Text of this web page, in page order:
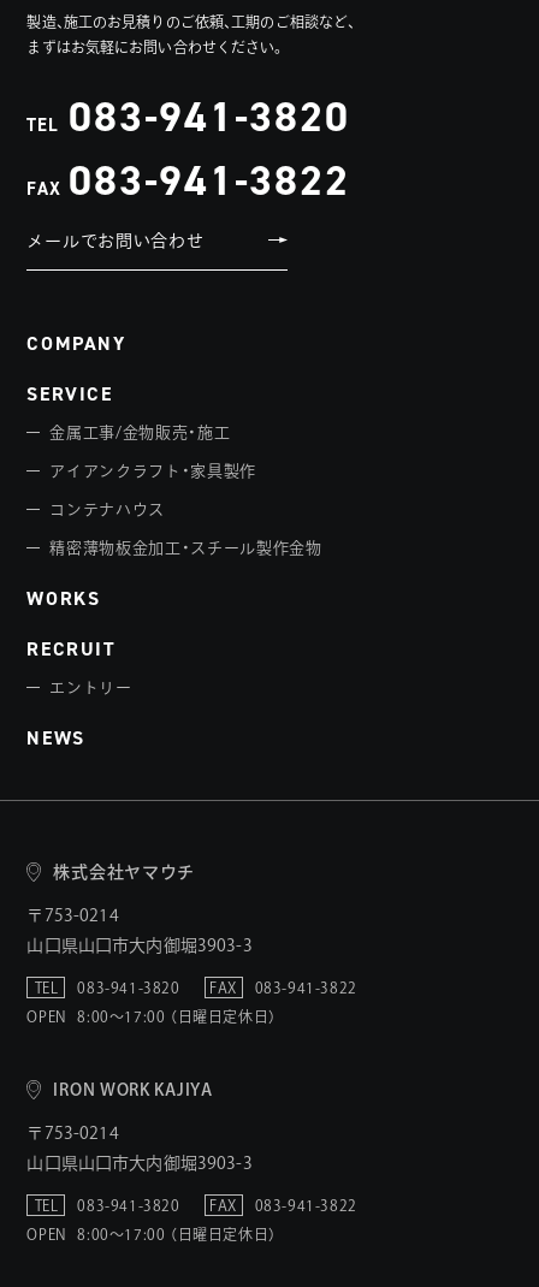
製造、施工のお見積りのご依頼、工期のご相談など、
まずはお気軽にお問い合わせください。
TEL 083-941-3820
FAX 083-941-3822
メールでお問い合わせ
COMPANY
SERVICE
金属工事/金物販売・施工
アイアンクラフト・家具製作
コンテナハウス
精密薄物板金加工・スチール製作金物
WORKS
RECRUIT
エントリー
NEWS
株式会社ヤマウチ
〒753-0214
山口県山口市大内御堀3903-3
TEL 083-941-3820 FAX
083-941-3822
OPEN
8:00〜17:00 （日曜日定休日）
IRON WORK KAJIYA
〒753-0214
山口県山口市大内御堀3903-3
TEL 083-941-3820 FAX
083-941-3822
OPEN
8:00〜17:00 （日曜日定休日）